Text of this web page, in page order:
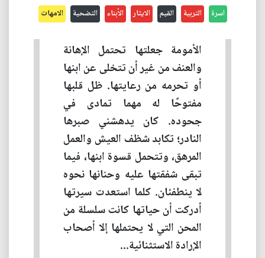
اسرة التربية القيم الايثار الأبناء التضحية الامهات
الأمومة جعلتها تحتمل الإهانة
والعنف من غير أن تتخلى عن ابنها
أو تحرمه من رعايتها. ظل قلبها
مفتوحًا له مهما تمادى في
جحوده. كان يدهشني صبرها
النادر؛ تكابد شظف العيش والعمل
المرهق، وتتحمل قسوة ابنها، فيما
تبقى شفقتها عليه وحنانها نحوه
لا ينطفئان. كلما استعدت سيرتها
أدركت أن حياتها كانت سلسلة من
المحن التي لا يحتملها إلا أصحاب
الإرادة الاستثنائية...